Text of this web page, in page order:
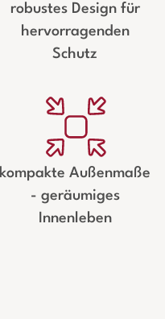
robustes Design für
hervorragenden
Schutz
kompakte Außenmaße
- geräumiges
Innenleben